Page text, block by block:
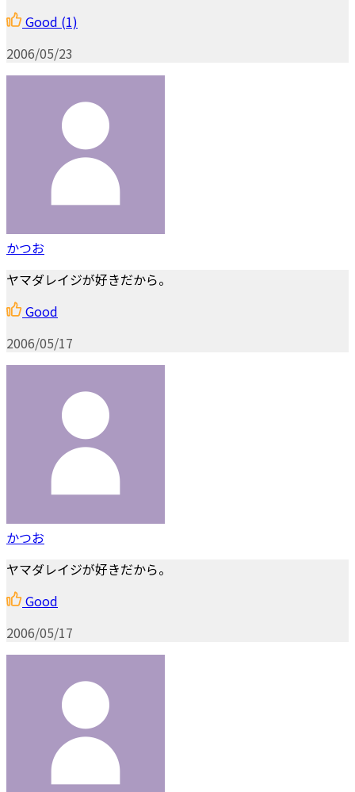
Good (1)
2006/05/23
かつお
ヤマダレイジが好きだから。
Good
2006/05/17
かつお
ヤマダレイジが好きだから。
Good
2006/05/17